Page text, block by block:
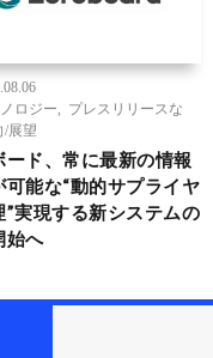
ロジー
プレスリリースな
/展望
ード、常に最新の情報
可能な“動的サプライヤ
”実現する新システムの
始へ